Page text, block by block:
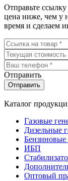
Отправьте
цена ниже, чем у
время и сделаем
Отправить
Каталог
Газовые
Дизельные
Бензиновые
ИБП
Оптовый